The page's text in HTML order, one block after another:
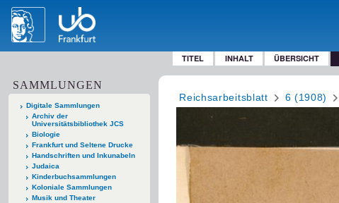
TITEL INHALT ÜBERSICHT
SAMMLUNGEN
Digitale Sammlungen
Archiv der
Universitätsbibliothek JCS
Biologie
Frankfurt und Seltene Drucke
Handschriften und Inkunabeln
Judaica
Kinderbuchsammlungen
Koloniale Sammlungen
Musik und Theater
Reichsarbeitsblatt 6 (1908)